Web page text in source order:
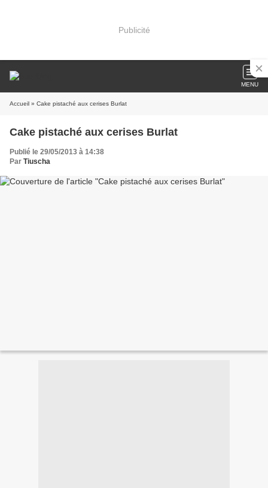
Publicité
MENU
Accueil » Cake pistaché aux cerises Burlat
Cake pistaché aux cerises Burlat
Publié le 29/05/2013 à 14:38
Par Tiuscha